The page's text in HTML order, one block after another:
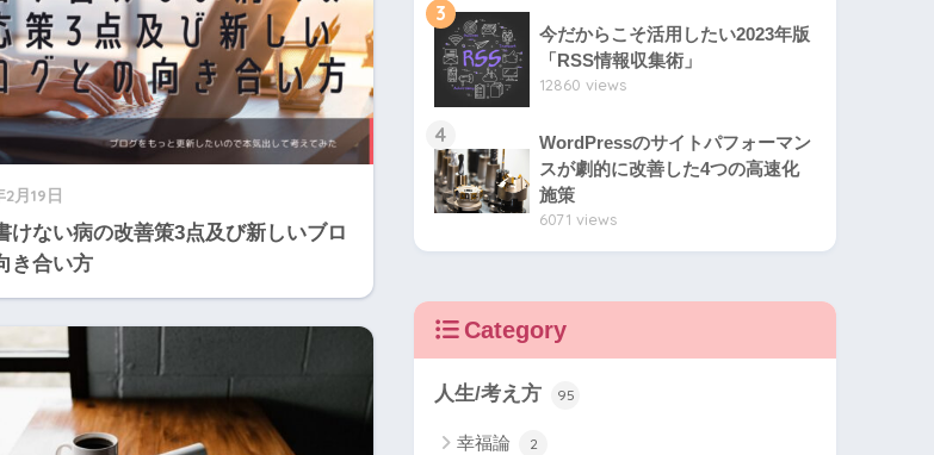
月19日
けない病の改善策3点及び新しいブロ
き合い方
3
今だからこそ活用したい2023年版
「RSS情報収集術」
12860 views
4
WordPressのサイトパフォーマン
スが劇的に改善した4つの高速化
施策
6071 views
Category
人生/考え方 95
幸福論 2